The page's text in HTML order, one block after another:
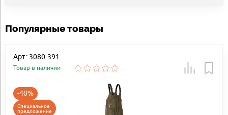
Популярные товары
Арт.: 3080-391
Товар в наличии
-40%
Специальное
предложение